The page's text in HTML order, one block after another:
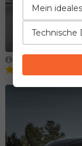
2018 Audi A4
Mein
Technische